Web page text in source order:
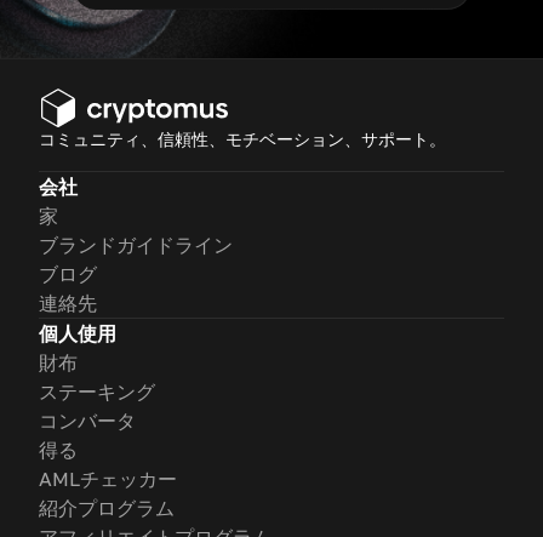
コミュニティ、信頼性、モチベーション、サポート。
会社
家
ブランドガイドライン
ブログ
連絡先
個人使用
財布
ステーキング
コンバータ
得る
AMLチェッカー
紹介プログラム